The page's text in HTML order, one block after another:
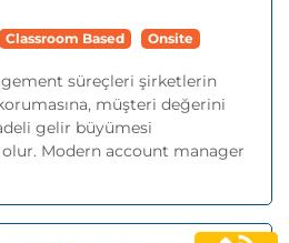
Classroom Based Onsite
süreçleri şirketlerin
müşteri değerini
gelir büyümesi
olur. Modern account manager